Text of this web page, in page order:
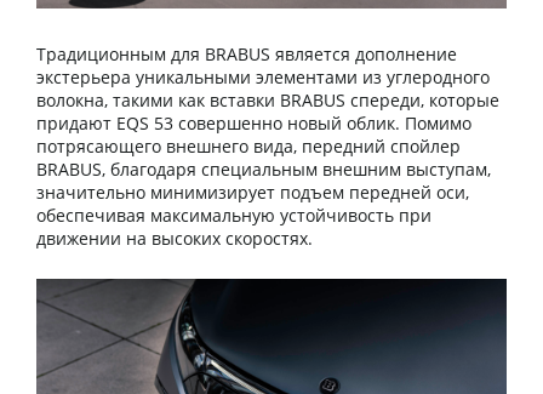
Традиционным для BRABUS является дополнение
экстерьера уникальными элементами из углеродного
волокна, такими как вставки BRABUS спереди, которые
придают EQS 53 совершенно новый облик. Помимо
потрясающего внешнего вида, передний спойлер
BRABUS, благодаря специальным внешним выступам,
значительно минимизирует подъем передней оси,
обеспечивая максимальную устойчивость при
движении на высоких скоростях.